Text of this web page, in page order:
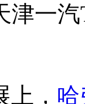
津一汽
，